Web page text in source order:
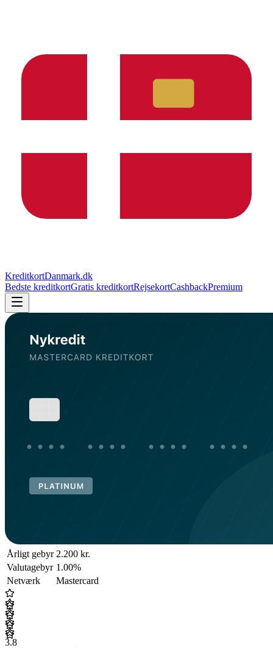
KreditkortDanmark.dk
Bedste kreditkortGratis kreditkortRejsekortCashbackPremium
Årligt gebyr 2.200 kr.
Valutagebyr 1.00%
Netværk
Mastercard
3.8